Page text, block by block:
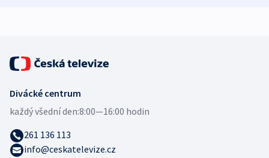
Divácké centrum
každý všední den:8:00—16:00 hodin
261 136 113
info@ceskatelevize.cz